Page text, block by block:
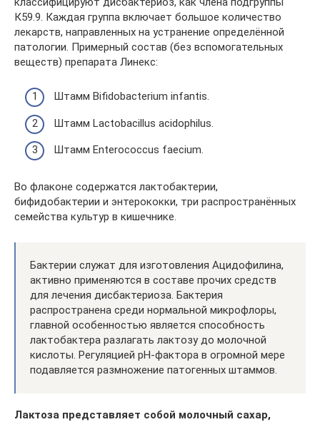
К59.9. Каждая группа включает большое количество
лекарств, направленных на устранение определённой
патологии. Примерный состав (без вспомогательных
веществ) препарата Линекс:
Штамм Bifidobacterium infantis.
Штамм Lactobacillus acidophilus.
Штамм Enterococcus faecium.
Во флаконе содержатся лактобактерии,
бифидобактерии и энтерококки, три распространённых
семейства культур в кишечнике.
Бактерии служат для изготовления Ацидофилина,
активно применяются в составе прочих средств
для лечения дисбактериоза. Бактерия
распространена среди нормальной микрофлоры,
главной особенностью является способность
лактобактера разлагать лактозу до молочной
кислоты. Регуляцией рН-фактора в огромной мере
подавляется размножение патогенных штаммов.
Лактоза представляет собой молочный сахар,